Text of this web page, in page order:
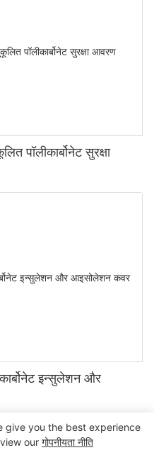
पॉलीकार्बोनेट सुरक्षा
इन्सुलेशन और
give you the best experience
our गोपनीयता नीति